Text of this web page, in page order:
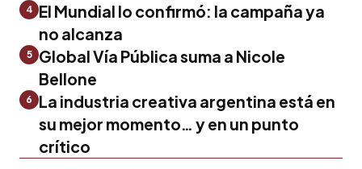
4 El Mundial lo confirmó: la campaña ya
no alcanza
5
Global Vía Pública suma a Nicole
Bellone
6
La industria creativa argentina está en
su mejor momento… y en un punto
crítico